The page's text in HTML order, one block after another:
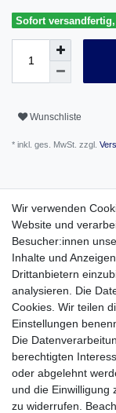
Sofort
Wunschliste
* inkl. ges. MwSt. zzgl.
Beschreibung
Weitere Details
- Farbe:
- für AAA
- Robustes
-
-
- Paßt für
Wir verwenden
Website und
Besucher:innen
Inhalte und
Drittanbietern
analysieren. Die
Cookies. Wir teilen
Einstellungen
Die
berechtigten
oder abgelehnt
und die Einwilligung
zu widerrufen.